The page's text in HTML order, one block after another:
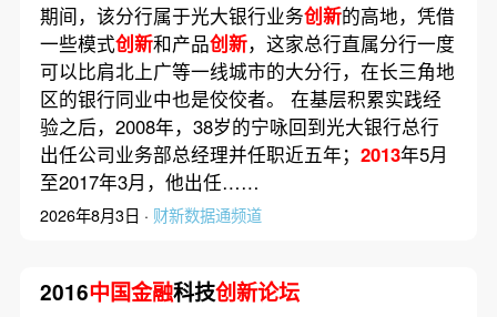
期间，该分行属于光大银行业务创新的高地，凭借
一些模式创新和产品创新，这家总行直属分行一度
可以比肩北上广等一线城市的大分行，在长三角地
区的银行同业中也是佼佼者。 在基层积累实践经
验之后，2008年，38岁的宁咏回到光大银行总行
出任公司业务部总经理并任职近五年； 2013年5月
至2017年3月，他出任……
2026年8月3日 · 财新数据通频道
2016中国金融科技创新论坛